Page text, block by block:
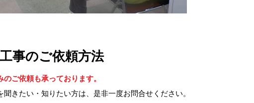
事のご依頼方法
ご依頼も承っております。
きたい・知りたい方は、是非一度お問合せください。